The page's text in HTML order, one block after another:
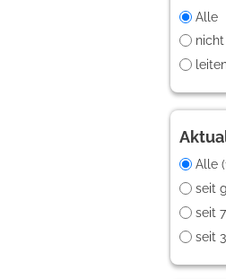
Alle
Alle
seit
seit
seit